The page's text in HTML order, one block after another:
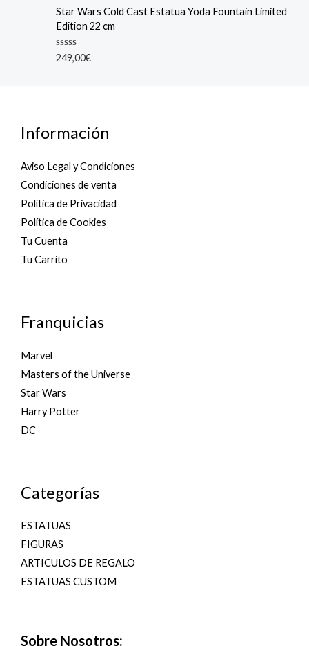
o
f
5
e
d
0
o
u
t
5
Star Wars Cold Cast Estatua Yoda Fountain Limited
Edition 22 cm
R
e
t
5
249,00€
Información
Aviso Legal y Condiciones
Condiciones de venta
Política de Privacidad
Política de Cookies
Tu Cuenta
Tu Carrito
Franquicias
Marvel
Masters of the Universe
Star Wars
Harry Potter
DC
Categorías
ESTATUAS
FIGURAS
ARTICULOS DE REGALO
ESTATUAS CUSTOM
Sobre Nosotros: